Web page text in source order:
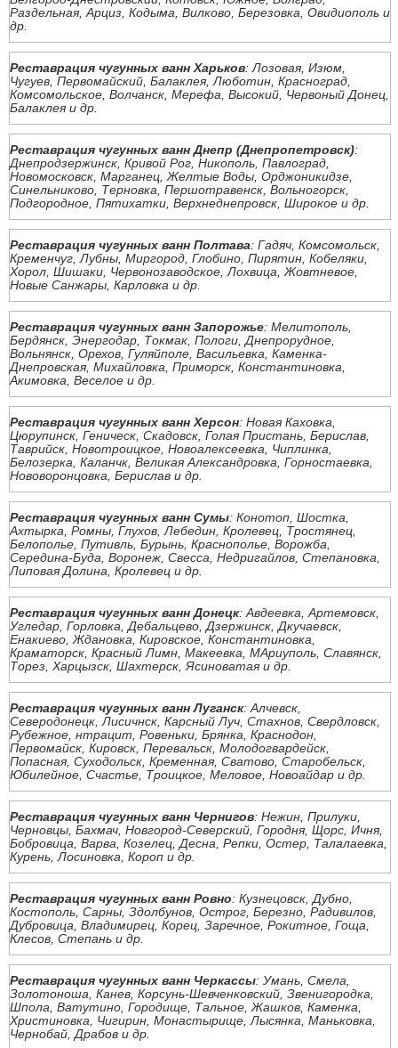
Раздельная, Арциз, Кодыма, Вилково, Березовка, Овидиополь и
др.
Реставрация чугунных ванн Харьков: Лозовая, Изюм,
Чугуев, Первомайский, Балаклея, Люботин, Красноград,
Комсомольское, Волчанск, Мерефа, Высокий, Червоный Донец,
Балаклея и др.
Реставрация чугунных ванн Днепр (Днепропетровск):
Днепродзержинск, Кривой Рог, Никополь, Павлоград,
Новомосковск, Марганец, Желтые Воды, Орджоникидзе,
Синельниково, Терновка, Першотравенск, Вольногорск,
Подгородное, Пятихатки, Верхнеднепровск, Широкое и др.
Реставрация чугунных ванн Полтава: Гадяч, Комсомольск,
Кременчуг, Лубны, Миргород, Глобино, Пирятин, Кобеляки,
Хорол, Шишаки, Червонозаводское, Лохвица, Жовтневое,
Новые Санжары, Карловка и др.
Реставрация чугунных ванн Запорожье: Мелитополь,
Бердянск, Энергодар, Токмак, Пологи, Днепрорудное,
Вольнянск, Орехов, Гуляйполе, Васильевка, Каменка-
Днепровская, Михайловка, Приморск, Константиновка,
Акимовка, Веселое и др.
Реставрация чугунных ванн Херсон: Новая Каховка,
Цюрупинск, Геническ, Скадовск, Голая Пристань, Берислав,
Таврийск, Новотроицкое, Новоалексеевка, Чиплинка,
Белозерка, Каланчк, Великая Александровка, Горностаевка,
Нововоронцовка, Берислав и др.
Реставрация чугунных ванн Сумы: Конотоп, Шостка,
Ахтырка, Ромны, Глухов, Лебедин, Кролевец, Тростянец,
Белополье, Путивль, Бурынь, Краснополье, Ворожба,
Середина-Буда, Воронеж, Свесса, Недригайлов, Степановка,
Липовая Долина, Кролевец и др.
Реставрация чугунных ванн Донецк: Авдеевка, Артемовск,
Угледар, Горловка, Дебальцево, Дзержинск, Дкучаевск,
Енакиево, Ждановка, Кировское, Константиновка,
Краматорск, Красный Лимн, Макеевка, МАриуполь, Славянск,
Торез, Харцызск, Шахтерск, Ясиноватая и др.
Реставрация чугунных ванн Луганск: Алчевск,
Северодонецк, Лисичнск, Карсный Луч, Стахнов, Свердловск,
Рубежное, нтрацит, Ровеньки, Брянка, Краснодон,
Первомайск, Кировск, Перевальск, Молодогвардейск,
Попасная, Суходольск, Кременная, Сватово, Старобельск,
Юбилейное, Счастье, Троицкое, Меловое, Новоайдар и др.
Реставрация чугунных ванн Чернигов: Нежин, Прилуки,
Черновцы, Бахмач, Новгород-Северский, Городня, Щорс, Ичня,
Бобровица, Варва, Козелец, Десна, Репки, Остер, Талалаевка,
Курень, Лосиновка, Короп и др.
Реставрация чугунных ванн Ровно: Кузнецовск, Дубно,
Костополь, Сарны, Здолбунов, Острог, Березно, Радивилов,
Дубровица, Владимирец, Корец, Заречное, Рокитное, Гоща,
Клесов, Степань и др.
Реставрация чугунных ванн Черкассы: Умань, Смела,
Золотоноша, Канев, Корсунь-Шевченковский, Звенигородка,
Шпола, Ватутино, Городище, Тальное, Жашков, Каменка,
Христиновка, Чигирин, Монастырище, Лысянка, Маньковка,
Чернобай, Драбов и др.